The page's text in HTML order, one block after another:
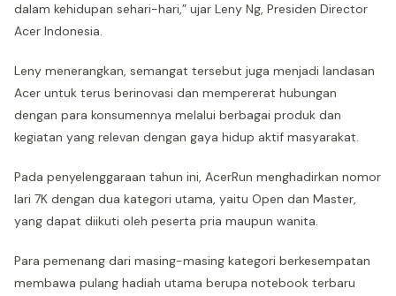
dalam kehidupan sehari-hari,” ujar Leny Ng, Presiden Director
Acer Indonesia.
Leny menerangkan, semangat tersebut juga menjadi landasan
Acer untuk terus berinovasi dan mempererat hubungan
dengan para konsumennya melalui berbagai produk dan
kegiatan yang relevan dengan gaya hidup aktif masyarakat.
Pada penyelenggaraan tahun ini, AcerRun menghadirkan nomor
lari 7K dengan dua kategori utama, yaitu Open dan Master,
yang dapat diikuti oleh peserta pria maupun wanita.
Para pemenang dari masing-masing kategori berkesempatan
membawa pulang hadiah utama berupa notebook terbaru